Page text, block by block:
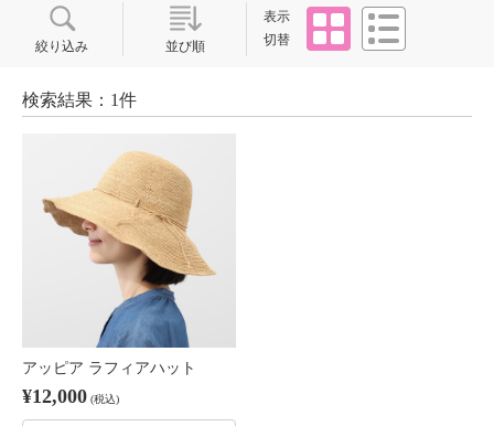
絞り込み 並び順
表示
切替
タイル
検索結果：1件
アッピア ラフィアハット
¥12,000 (税込)